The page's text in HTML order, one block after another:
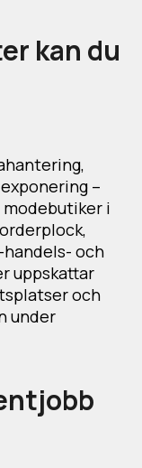
kan du
–
i
handels- och
uppskattar
och
under